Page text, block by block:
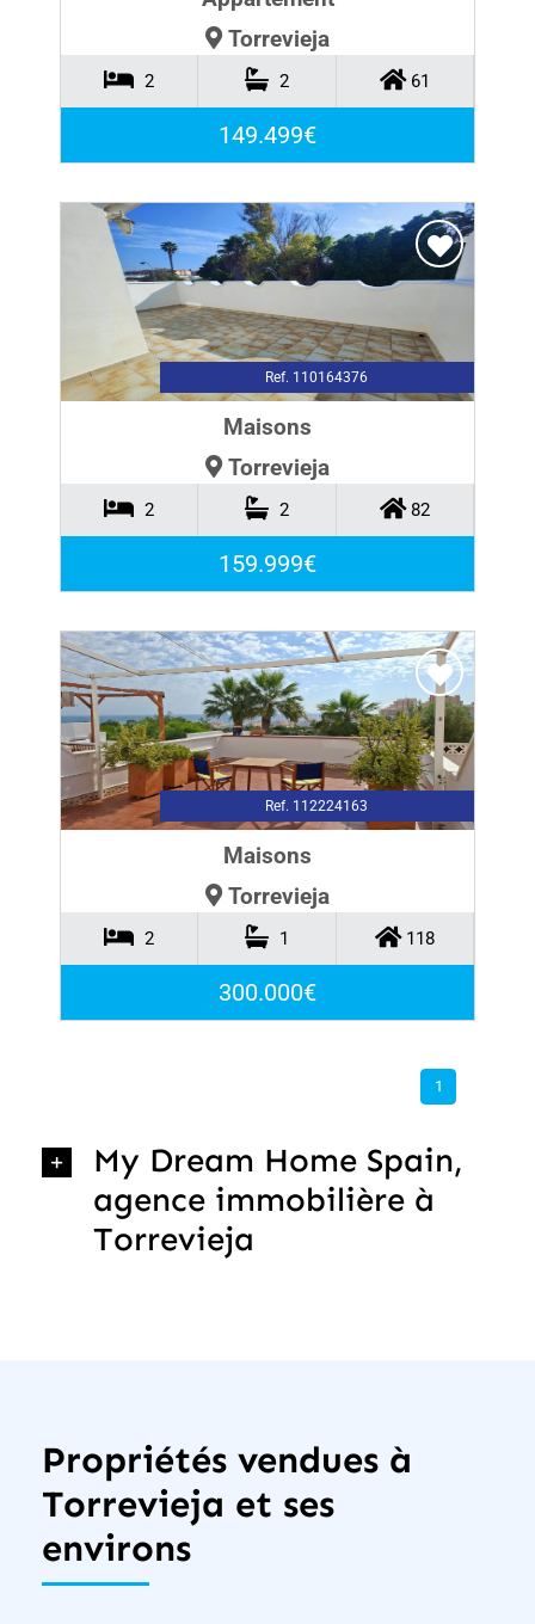
Torrevieja
2 2 61
149.499€
Ref. 110164376
Maisons
Torrevieja
2 2 82
159.999€
Ref. 112224163
Maisons
Torrevieja
2 1 118
300.000€
1
My Dream Home Spain,
agence immobilière à
Torrevieja
Propriétés vendues à
Torrevieja et ses
environs